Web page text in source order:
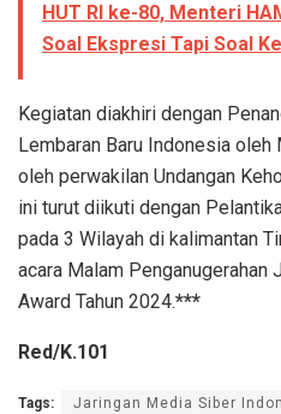
HUT RI ke-80, Menteri
Soal Ekspresi Tapi Soal
Kegiatan diakhiri dengan
Lembaran Baru Indonesia
oleh perwakilan Undangan
ini turut diikuti dengan
pada 3 Wilayah di kalimantan
acara Malam
Award Tahun 2024.***
Red/K.101
Tags: Jaringan Media Siber